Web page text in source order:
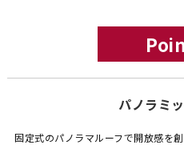
パノラミ
固定式のパノラマルーフで開放感を